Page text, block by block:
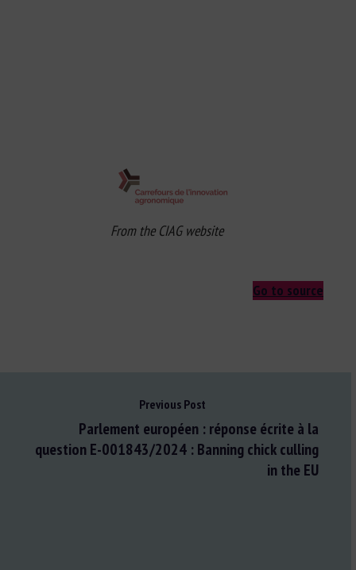
From the CIAG website
Go to source
Previous Post
Parlement européen : réponse écrite à la
question E-001843/2024 : Banning chick culling
in the EU